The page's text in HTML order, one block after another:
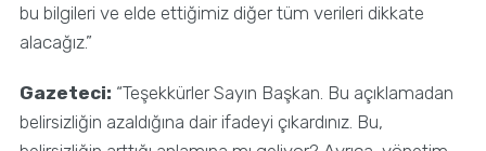
bu bilgileri ve elde ettiğimiz diğer tüm verileri dikkate
alacağız.”
Gazeteci: “Teşekkürler Sayın Başkan. Bu açıklamadan
belirsizliğin azaldığına dair ifadeyi çıkardınız. Bu,